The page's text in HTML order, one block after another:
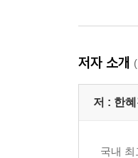
저자 소개
저 : 한혜
국내